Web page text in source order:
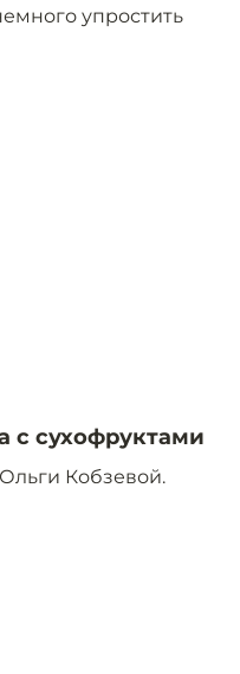
упростить
с сухофруктами
Кобзевой.